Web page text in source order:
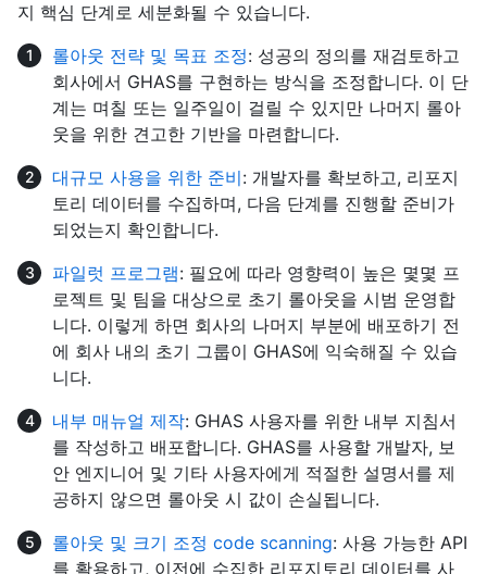
지 핵심 단계로 세분화될 수 있습니다.
롤아웃 전략 및 목표 조정: 성공의 정의를 재검토하고
회사에서 GHAS를 구현하는 방식을 조정합니다. 이 단
계는 며칠 또는 일주일이 걸릴 수 있지만 나머지 롤아
웃을 위한 견고한 기반을 마련합니다.
대규모 사용을 위한 준비: 개발자를 확보하고, 리포지
토리 데이터를 수집하며, 다음 단계를 진행할 준비가
되었는지 확인합니다.
파일럿 프로그램: 필요에 따라 영향력이 높은 몇몇 프
로젝트 및 팀을 대상으로 초기 롤아웃을 시범 운영합
니다. 이렇게 하면 회사의 나머지 부분에 배포하기 전
에 회사 내의 초기 그룹이 GHAS에 익숙해질 수 있습
니다.
내부 매뉴얼 제작: GHAS 사용자를 위한 내부 지침서
를 작성하고 배포합니다. GHAS를 사용할 개발자, 보
안 엔지니어 및 기타 사용자에게 적절한 설명서를 제
공하지 않으면 롤아웃 시 값이 손실됩니다.
롤아웃 및 크기 조정 code scanning: 사용 가능한 API
를 활용하고, 이전에 수집한 리포지토리 데이터를 사